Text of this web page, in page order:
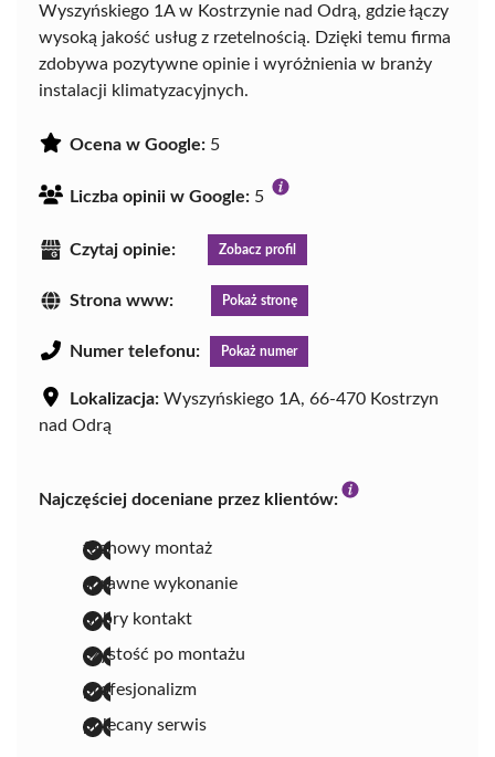
Wyszyńskiego 1A w Kostrzynie nad Odrą, gdzie łączy
wysoką jakość usług z rzetelnością. Dzięki temu firma
zdobywa pozytywne opinie i wyróżnienia w branży
instalacji klimatyzacyjnych.
Ocena w Google: 5
Liczba opinii w Google: 5
Czytaj opinie: Zobacz profil
Strona www: Pokaż stronę
Numer telefonu: Pokaż numer
Lokalizacja: Wyszyńskiego 1A, 66-470 Kostrzyn
nad Odrą
Najczęściej doceniane przez klientów:
fachowy montaż
sprawne wykonanie
dobry kontakt
czystość po montażu
profesjonalizm
polecany serwis